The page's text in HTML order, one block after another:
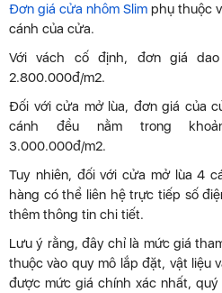
Đơn giá cửa nhôm Slim phụ thuộc
cánh của cửa.
Với vách cố định, đơn giá
2.800.000đ/m2.
Đối với cửa mở lùa, đơn giá của
cánh đều nằm trong
3.000.000đ/m2.
Tuy nhiên, đối với cửa mở lùa 4
hàng có thể liên hệ trực tiếp số
thêm thông tin chi tiết.
Lưu ý rằng, đây chỉ là mức giá
thuộc vào quy mô lắp đặt, vật liệu
được mức giá chính xác nhất,